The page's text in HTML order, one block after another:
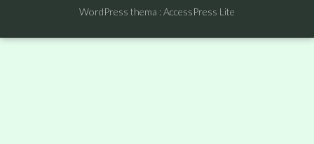
WordPress thema :AccessPress Lite